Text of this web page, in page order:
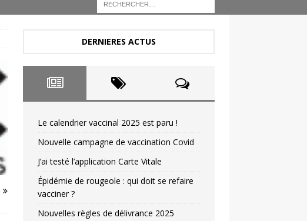
DERNIERES ACTUS
Le calendrier vaccinal 2025 est paru !
Nouvelle campagne de vaccination Covid
J’ai testé l’application Carte Vitale
Épidémie de rougeole : qui doit se refaire
vacciner ?
Nouvelles règles de délivrance 2025